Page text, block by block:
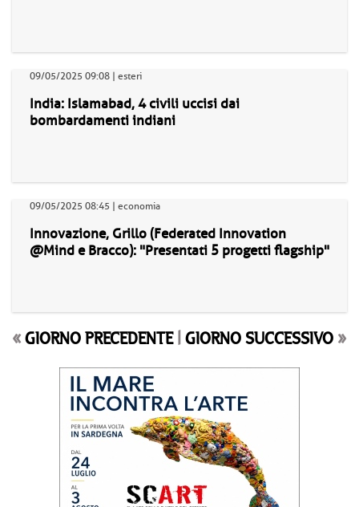
09/05/2025 09:08 | esteri
India: Islamabad, 4 civili uccisi dai
bombardamenti indiani
09/05/2025 08:45 | economia
Innovazione, Grillo (Federated Innovation
@Mind e Bracco): "Presentati 5 progetti flagship"
«GIORNO PRECEDENTE|GIORNO SUCCESSIVO »